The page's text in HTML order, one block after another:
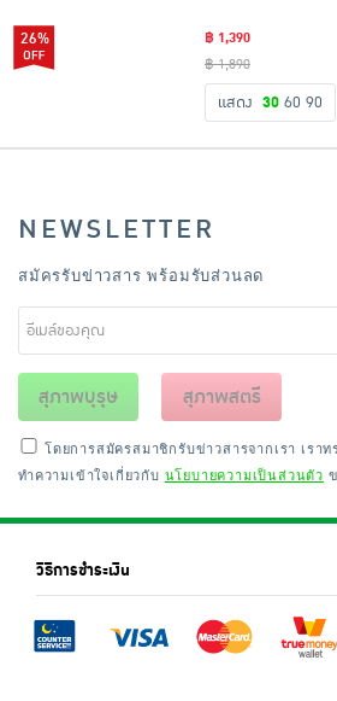
26%
฿ 1,390
฿ 1,890
แสดง 30 60 90
NEWSLETTER
สมัครรับข่าวสาร พร้อมรับส่วนลด
สุภาพบุรุษ สุภาพสตรี
โดยการสมัครสมาชิกรับข่าวสารจากเรา เรา
ทำความเข้าใจเกี่ยวกับ นโยบายความเป็นส่วนตัว
วิธีการชำระเงิน